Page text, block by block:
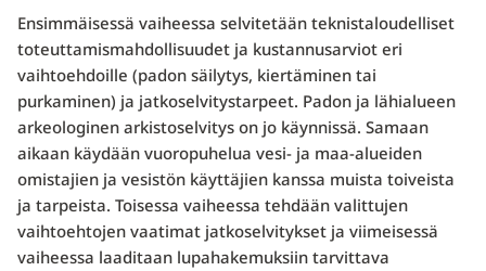
Ensimmäisessä vaiheessa selvitetään teknistaloudelliset
toteuttamismahdollisuudet ja kustannusarviot eri
vaihtoehdoille (padon säilytys, kiertäminen tai
purkaminen) ja jatkoselvitystarpeet. Padon ja lähialueen
arkeologinen arkistoselvitys on jo käynnissä. Samaan
aikaan käydään vuoropuhelua vesi- ja maa-alueiden
omistajien ja vesistön käyttäjien kanssa muista toiveista
ja tarpeista. Toisessa vaiheessa tehdään valittujen
vaihtoehtojen vaatimat jatkoselvitykset ja viimeisessä
vaiheessa laaditaan lupahakemuksiin tarvittava